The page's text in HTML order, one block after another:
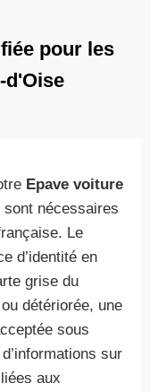
pour les
d'Oise
Epave voiture
sont nécessaires
Le
d’identité en
grise du
détériorée, une
sous
sur
aux